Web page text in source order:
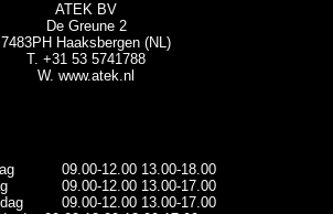
ATEK BV
De Greune 2
7483PH Haaksbergen (NL)
T. +31 53 5741788
W. www.atek.nl
09.00-12.00 13.00-18.00
09.00-12.00 13.00-17.00
09.00-12.00 13.00-17.00